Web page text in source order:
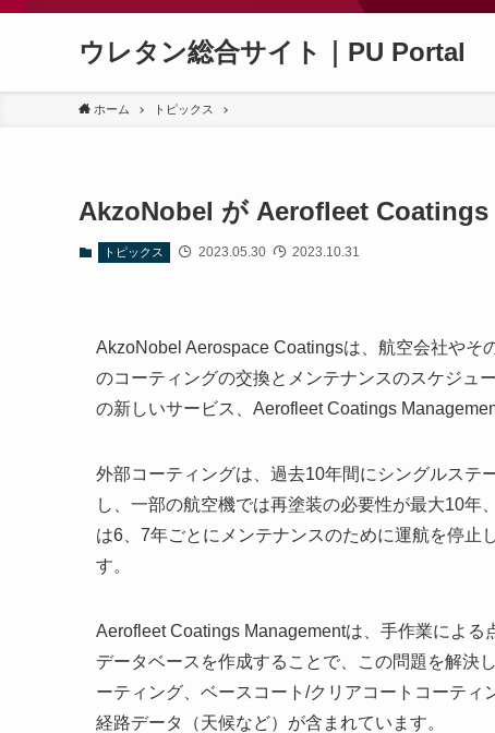
ウレタン総合サイト｜PU Portal
ホーム トピックス
AkzoNobel が Aerofleet Coatings
トピックス 2023.05.30 2023.10.31
AkzoNobel Aerospace Coatingsは、航空会社やそ
のコーティングの交換とメンテナンスのスケジュ
の新しいサービス、Aerofleet Coatings
外部コーティングは、過去10年間にシングルステ
し、一部の航空機では再塗装の必要性が最大10
は6、7年ごとにメンテナンスのために運航を停止
す。
Aerofleet Coatings Managementは、手作業によ
データベースを作成することで、この問題を解決
ーティング、ベースコート/クリアコートコーテ
経路データ（天候など）が含まれています。